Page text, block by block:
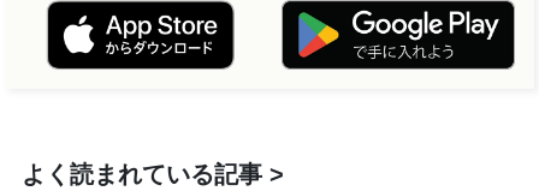
よく読まれている記事